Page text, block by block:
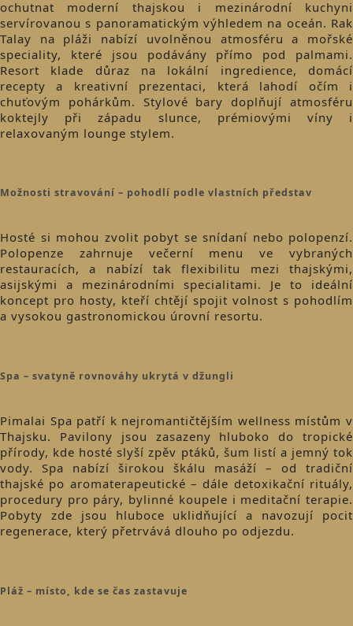
ochutnat moderní thajskou i mezinárodní kuchyni
servírovanou s panoramatickým výhledem na oceán. Rak
Talay na pláži nabízí uvolněnou atmosféru a mořské
speciality, které jsou podávány přímo pod palmami.
Resort klade důraz na lokální ingredience, domácí
recepty a kreativní prezentaci, která lahodí očím i
chuťovým pohárkům. Stylové bary doplňují atmosféru
koktejly při západu slunce, prémiovými víny i
relaxovaným lounge stylem.
Možnosti stravování – pohodlí podle vlastních představ
Hosté si mohou zvolit pobyt se snídaní nebo polopenzí.
Polopenze zahrnuje večerní menu ve vybraných
restauracích, a nabízí tak flexibilitu mezi thajskými,
asijskými a mezinárodními specialitami. Je to ideální
koncept pro hosty, kteří chtějí spojit volnost s pohodlím
a vysokou gastronomickou úrovní resortu.
Spa – svatyně rovnováhy ukrytá v džungli
Pimalai Spa patří k nejromantičtějším wellness místům v
Thajsku. Pavilony jsou zasazeny hluboko do tropické
přírody, kde hosté slyší zpěv ptáků, šum listí a jemný tok
vody. Spa nabízí širokou škálu masáží – od tradiční
thajské po aromaterapeutické – dále detoxikační rituály,
procedury pro páry, bylinné koupele i meditační terapie.
Pobyty zde jsou hluboce uklidňující a navozují pocit
regenerace, který přetrvává dlouho po odjezdu.
Pláž – místo, kde se čas zastavuje